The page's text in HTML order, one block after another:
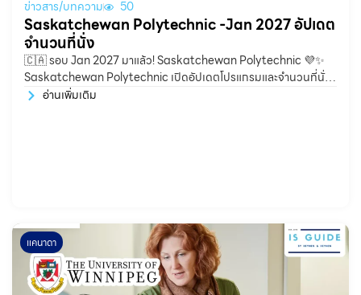
ข่าวสาร/บทความ 50
Saskatchewan Polytechnic -Jan 2027 อัปเดต
จำนวนที่นั่ง
🇨🇦 รอบ Jan 2027 มาแล้ว! Saskatchewan Polytechnic 💜✨
Saskatchewan Polytechnic เปิดอัปเดตโปรแกรมและจำนวนที่นั่ง
สำหรับนักเรียนต่างชาติ ทั้งสาย Business, IT,
อ่านเพิ่มเติม
แคนาดา